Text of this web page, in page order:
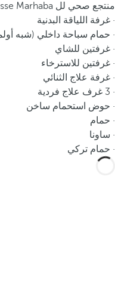
منتجع صحي لل Occidental Sousse Marhaba
· غرفة اللياقة البدنية
· حمام سباحة داخلي (شبه
· غرفتين للشاي
· غرفتين للاسترخاء
· غرفة علاج الثنائي
· 3 غرف علاج فردية
· حوض استحمام ساخن
· حمام
· ساونا
· حمام تركي